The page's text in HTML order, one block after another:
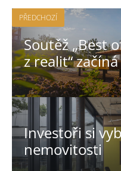
PŘEDCHOZÍ
Soutěž „Best
z realit“ začíná
Investoři si
nemovitosti